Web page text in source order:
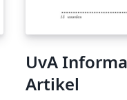
UvA
Artikel